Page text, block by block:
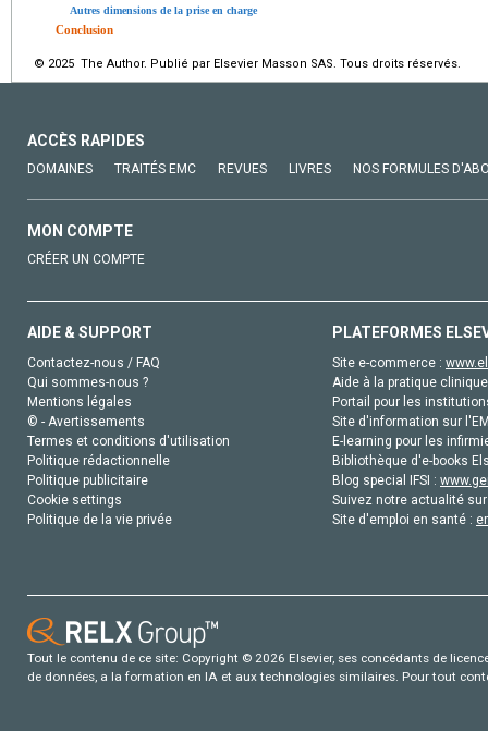
Autres dimensions de la prise en charge
Conclusion
© 2025 The Author. Publié par Elsevier Masson SAS. Tous droits réservés.
ACCÈS RAPIDES
DOMAINES TRAITÉS EMC REVUES LIVRES NOS FORMULES
MON COMPTE
CRÉER UN COMPTE
AIDE & SUPPORT
Contactez-nous / FAQ
Qui sommes-nous ?
Mentions légales
© - Avertissements
Termes et conditions d'utilisation
Politique rédactionnelle
Politique publicitaire
Cookie settings
Politique de la vie privée
PLATEFORMES
Site e-commerce :
Aide à la pratique
Portail pour les
Site d'information sur
E-learning pour les
Bibliothèque d'e-books
Blog special IFSI :
Suivez notre actualité
Site d'emploi en santé :
Tout le contenu de ce site: Copyright © 2026 Elsevier, ses concédants de
de données, a la formation en IA et aux technologies similaires. Pour tout